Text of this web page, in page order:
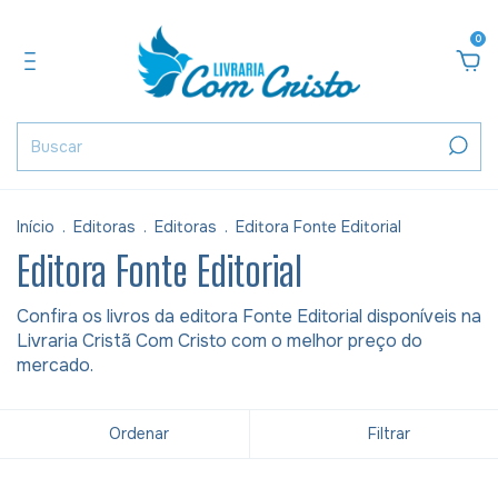
0
Início . Editoras . Editoras . Editora Fonte Editorial
Editora Fonte Editorial
Confira os livros da editora Fonte Editorial disponíveis na
Livraria Cristã Com Cristo com o melhor preço do
mercado.
Ordenar Filtrar